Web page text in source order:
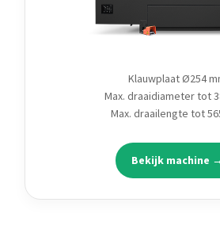
Klauwplaat Ø254
Max. draaidiameter tot
Max. draailengte tot
Bekijk machine →